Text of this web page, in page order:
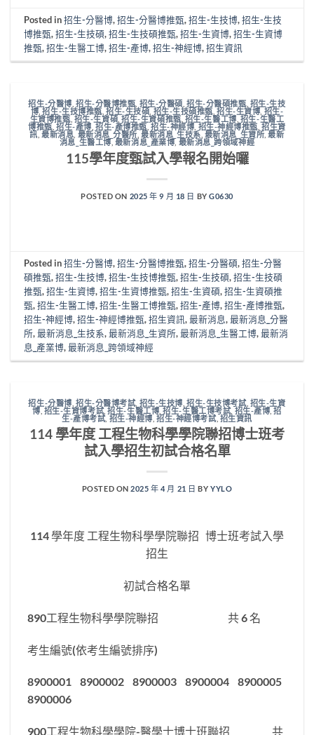
Posted in招生-分醫博,招生-分醫博推甄,招生-生技博,招生-生技
博推甄,招生-生技碩,招生-生技碩推甄,招生-生資博,招生-生資博
推甄,招生-生醫工博,招生-產博,招生-神經博,招生資訊
招生-分醫博, 招生-分醫博推甄, 招生-分醫碩 ,招生-分醫碩推甄, 招生-生技
博,招生-生技博推甄, 招生-生技碩 招生-生技碩推甄,招生-生資博, 招生-
生資博推甄, 招生-生資碩 ,招生-生資碩推甄, 招生-生醫工博, 招生-生醫工
博推甄,招生-產博, 招生-產博推甄, 招生-神經博, 招生-神經博推甄,招生資
訊 ,最新消息 最新消息_分醫所 ,最新消息_生技系, 最新消息_生資所,最新
消息_生醫工博,最新消息_產業博, 最新消息_跨領域神經
115學年度甄試入學報名開始囉
POSTED ON 2025 年 9 月 18 日 BYG0630
Posted in招生-分醫博,招生-分醫博推甄,招生-分醫碩,招生-分醫
碩推甄,招生-生技博,招生-生技博推甄,招生-生技碩,招生-生技碩
推甄,招生-生資博,招生-生資博推甄,招生-生資碩,招生-生資碩推
甄,招生-生醫工博,招生-生醫工博推甄,招生-產博,招生-產博推甄,
招生-神經博,招生-神經博推甄,招生資訊,最新消息,最新消息_分醫
所,最新消息_生技系,最新消息_生資所,最新消息_生醫工博,最新消
息_產業博,最新消息_跨領域神經
招生-分醫博, 招生-分醫博考試, 招生-生技博,招生-生技博考試, 招生-生資
博, 招生-生資博考試,招生-生醫工博,招生-生醫工博考試, 招生-產博,招
生-產博考試, 招生-神經博,招生-神經博考試, 招生資訊
114 學年度 工程生物科學學院聯招博士班考
試入學招生初試合格名單
POSTED ON2025 年 4 月 21 日 BY YYLO
114 學年度 工程生物科學學院聯招 博士班考試入學
招生
初試合格名單
890工程生物科學學院聯招 共 6 名
考生編號(依考生編號排序)
8900001 8900002 8900003 8900004 8900005
8900006
900工程生物科學學院-醫學士博士班聯招 共